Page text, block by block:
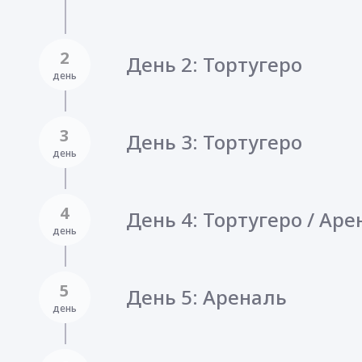
2
день День 2: Тортугеро
3
день День 3: Тортугеро
4
день День 4: Тортугеро /
5
день День 5: Ареналь